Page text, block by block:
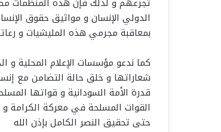
الدولي الإنسان و مواثيق حقوق
بمعاقبة مجرمي هذه المليشيات و
كما ندعو مؤسسات الإعلام المحلية
شعاراتها و خلق حالة التضامن مع
قدرة الأمة السودانية و قواتها
القوات المسلحة في معركة الكرامة و
حتى تحقيق النصر الكامل بإذن الله